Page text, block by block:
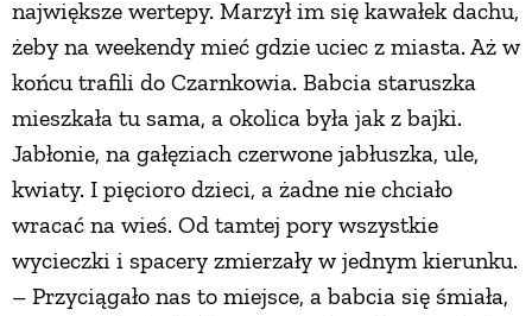
największe wertepy. Marzył im się kawałek dachu,
żeby na weekendy mieć gdzie uciec z miasta. Aż w
końcu trafili do Czarnkowia. Babcia staruszka
mieszkała tu sama, a okolica była jak z bajki.
Jabłonie, na gałęziach czerwone jabłuszka, ule,
kwiaty. I pięcioro dzieci, a żadne nie chciało
wracać na wieś. Od tamtej pory wszystkie
wycieczki i spacery zmierzały w jednym kierunku.
– Przyciągało nas to miejsce, a babcia się śmiała,